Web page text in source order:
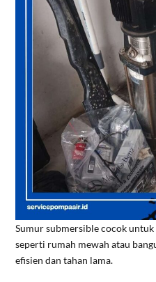
Sumur submersible cocok
seperti rumah mewah atau
efisien dan tahan lama.